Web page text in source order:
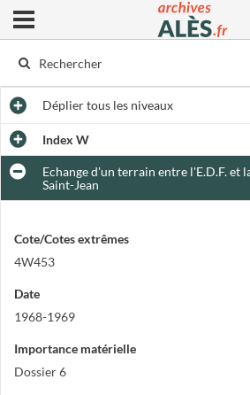
Archives municipales
Ouvrir le menu déroulant
Dépliertous les niveaux
Index W
Echange d'un terrain entre l'E.D.F. et
Saint-Jean
Cote/Cotes extrêmes
4W453
Date
1968-1969
Importance matérielle
Dossier 6